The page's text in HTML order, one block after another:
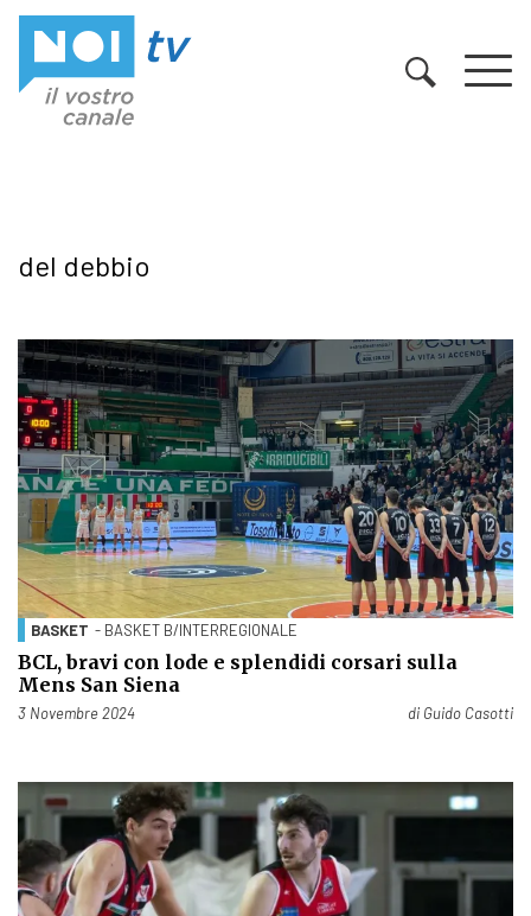
del debbio
BASKET - BASKET B/INTERREGIONALE
BCL, bravi con lode e splendidi corsari sulla
Mens San Siena
Pubblicato il
3 Novembre 2024 di Guido Casotti